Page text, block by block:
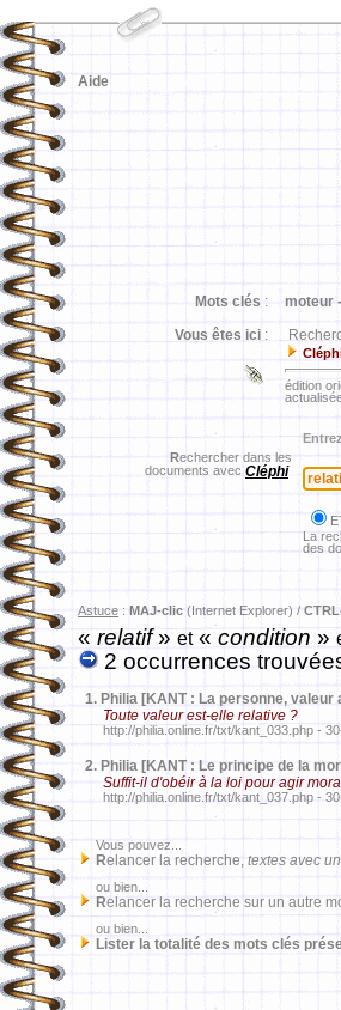
Aide
Mots clés : moteur -
Vous êtes ici :
édition
Rechercher dans les
documents avec Cléphi
La
des
Astuce : MAJ-clic (Internet Explorer) /
«relatif»et« condition »
2 occurrences
1. Philia [KANT : La personne,
Toute valeur est-elle relative ?
http://philia.online.fr/txt/kant_033.php -
2. Philia [KANT : Le principe de la
Suffit-il d'obéir à la loi pour agir
http://philia.online.fr/txt/kant_037.php -
Vous pouvez...
Relancer la recherche, textes avec
ou bien...
Relancer la recherche sur un autre
ou bien...
Lister la totalité des mots clés